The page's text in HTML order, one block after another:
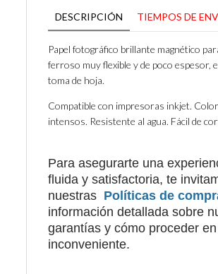
DESCRIPCIÓN TIEMPOS DE
Papel fotográfico brillante magnético
ferroso muy flexible y de poco espesor,
toma de hoja.
Compatible con impresoras inkjet.
intensos. Resistente al agua. Fácil de
Para asegurarte una
fluida y satisfactoria, te
nuestras Políticas de
información detallada sobre
garantías y cómo proceder
inconveniente.